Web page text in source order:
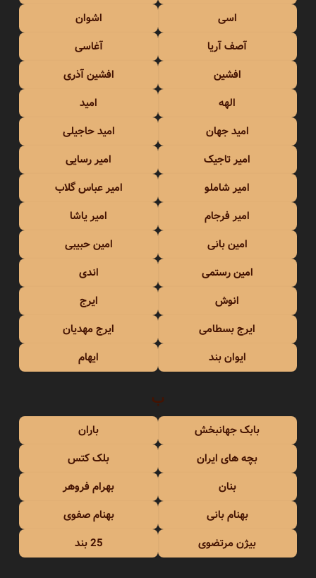
اسی
اشوان
آصف آریا
آغاسی
افشین
افشین آذری
الهه
امید
امید جهان
امید حاجیلی
امیر تاجیک
امیر رسایی
امیر شاملو
امیر عباس گلاب
امیر فرجام
امیر یاشا
امین بانی
امین حبیبی
امین رستمی
اندی
انوش
ایرج
ایرج بسطامی
ایرج مهدیان
ایوان بند
ایهام
ب
بابک جهانبخش
باران
بچه های ایران
بلک کتس
بنان
بهرام فروهر
بهنام بانی
بهنام صفوی
بیژن مرتضوی
25 بند